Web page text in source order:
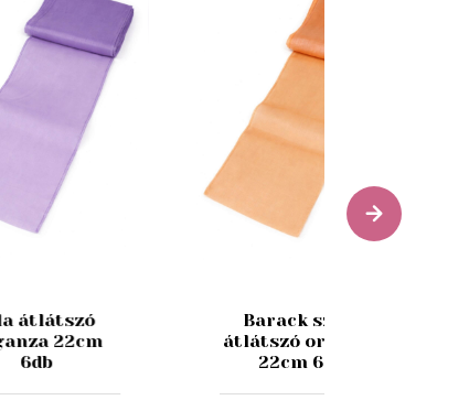
átlátszó
22cm
6db
Barack színű
átlátszó organza
22cm 6db